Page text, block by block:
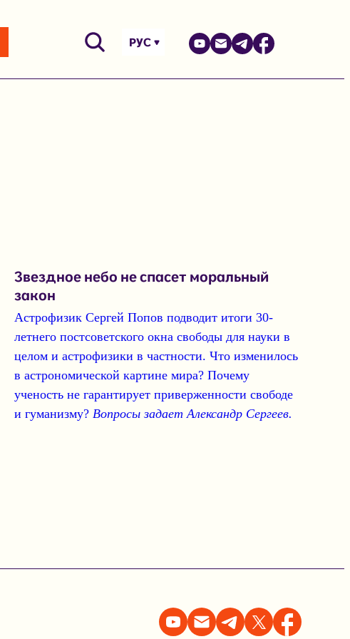
РУС
Звездное небо не спасет моральный
закон
Астрофизик Сергей Попов подводит итоги 30-
летнего постсоветского окна свободы для науки в
целом и астрофизики в частности. Что изменилось
в астрономической картине мира? Почему
ученость не гарантирует приверженности свободе
и гуманизму?Вопросы задает Александр Сергеев.